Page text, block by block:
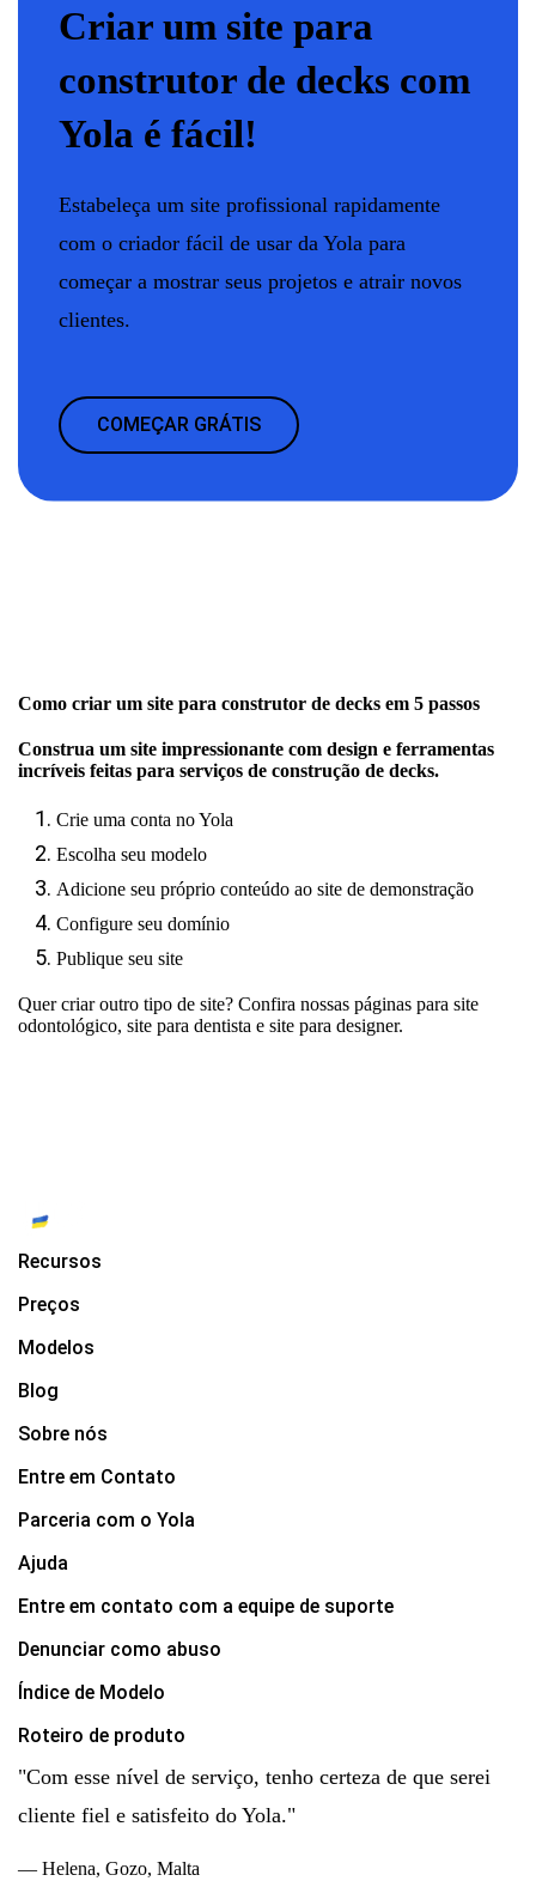
Criar um site para
construtor de decks com
Yola é fácil!
Estabeleça um site profissional rapidamente
com o criador fácil de usar da Yola para
começar a mostrar seus projetos e atrair novos
clientes.
COMEÇAR GRÁTIS
Como criar um site para construtor de decks em 5 passos
Construa um site impressionante com design e ferramentas
incríveis feitas para serviços de construção de decks.
Crie uma conta no Yola
Escolha seu modelo
Adicione seu próprio conteúdo ao site de demonstração
Configure seu domínio
Publique seu site
Quer criar outro tipo de site? Confira nossas páginas para site
odontológico, site para dentista e site para designer.
Recursos
Preços
Modelos
Blog
Sobre nós
Entre em Contato
Parceria com o Yola
Ajuda
Entre em contato com a equipe de suporte
Denunciar como abuso
Índice de Modelo
Roteiro de produto
"Com esse nível de serviço, tenho certeza de que serei
cliente fiel e satisfeito do Yola."
— Helena, Gozo, Malta